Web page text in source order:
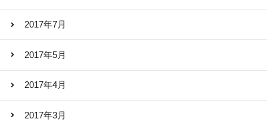
2017年7月
2017年5月
2017年4月
2017年3月